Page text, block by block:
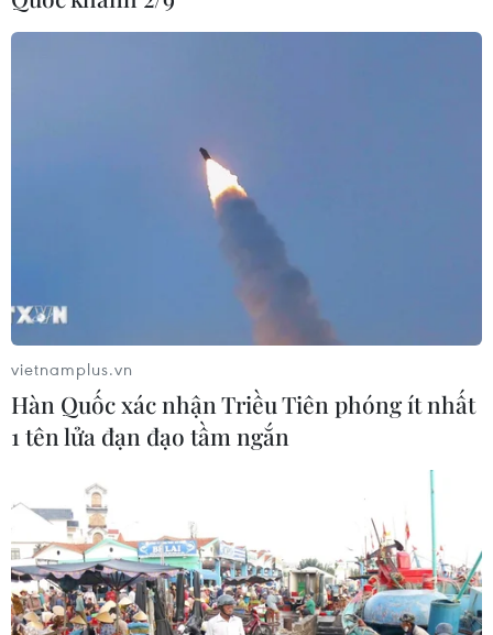
vietnamplus.vn
Hàn Quốc xác nhận Triều Tiên phóng ít nhất
1 tên lửa đạn đạo tầm ngắn